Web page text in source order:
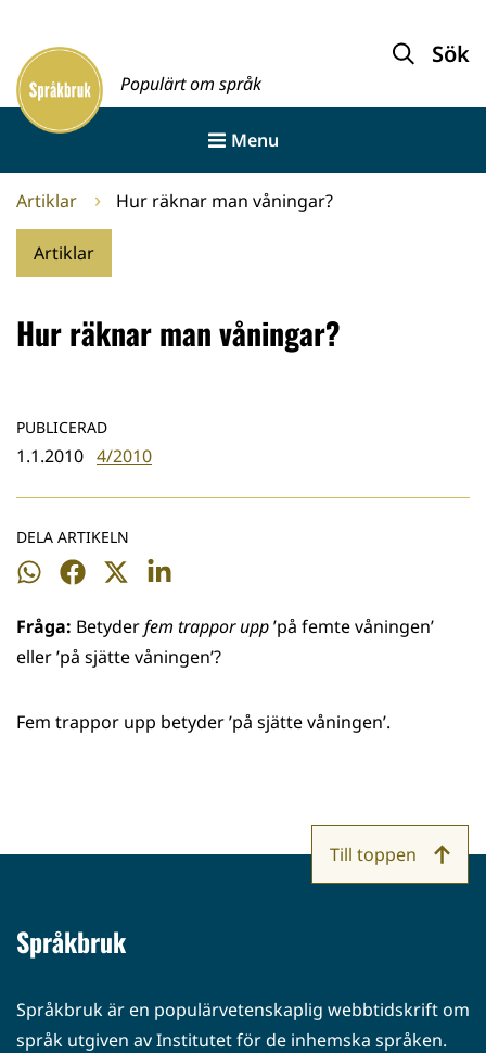
innehållet
Framsida
Populärt om språk
Sök
Menu
Artiklar Hur räknar man våningar?
Artiklar
Hur räknar man våningar?
PUBLICERAD
1.1.2010 4/2010
DELA ARTIKELN
Dela
WhatsApp
Dela
Facebook
Dela
Twitter
Dela
LinkedIn
Fråga: Betyderfem trappor upp’på femte våningen’
eller ’på sjätte våningen’?
Fem trappor upp betyder ’på sjätte våningen’.
Språkbruk
Språkbruk är en populärvetenskaplig webbtidskrift om
språk utgiven av Institutet för de inhemska språken.
Till toppen